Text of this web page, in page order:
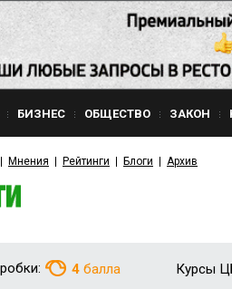
БИЗНЕС ОБЩЕСТВО ЗАКОН
Мнения Рейтинги Блоги Архив
4 балла Курсы